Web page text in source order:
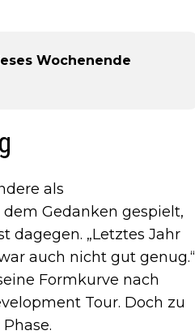
Wochenende
als
Gedanken gespielt,
dagegen. „Letztes Jahr
auch nicht gut genug.“
Formkurve nach
Tour. Doch zu